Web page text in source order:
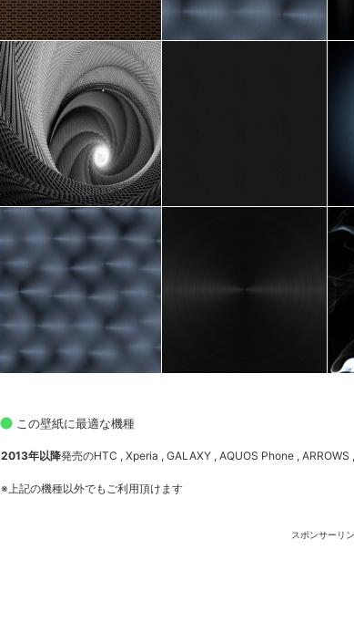
この壁紙に最適な機種
2013年以降発売のHTC , Xperia , GALAXY , AQUOS Phone ,
※上記の機種以外でもご利用頂けます
スポンサーリ